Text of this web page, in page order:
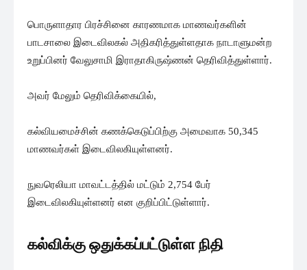
பொருளாதார பிரச்சினை காரணமாக மாணவர்களின்
பாடசாலை இடைவிலகல் அதிகரித்துள்ளதாக நாடாளுமன்ற
உறுப்பினர் வேலுசாமி இராதாகிருஷ்ணன் தெரிவித்துள்ளார்.
அவர் மேலும் தெரிவிக்கையில்,
கல்வியமைச்சின் கணக்கெடுப்பிற்கு அமைவாக 50,345
மாணவர்கள் இடைவிலகியுள்ளனர்.
நுவரெலியா மாவட்டத்தில் மட்டும் 2,754 பேர்
இடைவிலகியுள்ளனர் என குறிப்பிட்டுள்ளார்.
கல்விக்கு ஒதுக்கப்பட்டுள்ள நிதி